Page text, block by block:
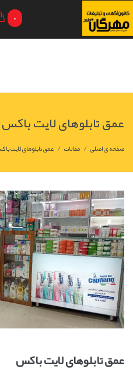
0
عمق تابلوهای لایت باکس
صفحه ی اصلی / مقالات / عمق تابلوهای لایت
عمق تابلوهای لایت باکس